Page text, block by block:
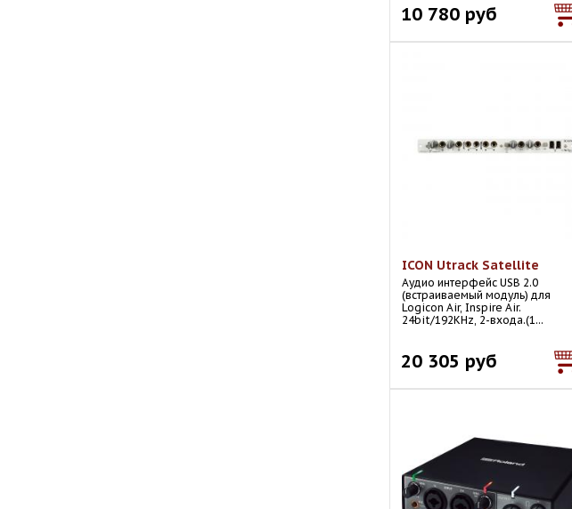
10 780 руб
ICON Utrack Satellite
Аудио интерфейс USB 2.0
(встраиваемый модуль) для
Logicon Air, Inspire Air.
24bit/192KHz, 2-входа.(1...
20 305 руб